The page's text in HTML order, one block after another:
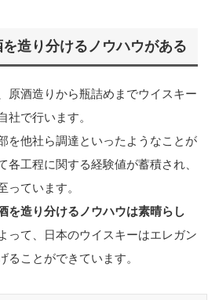
造り分けるノウハウがある
原酒造りから瓶詰めまでウイスキー
社で行います。
を他社ら調達といったようなことが
各工程に関する経験値が蓄積され、
っています。
を造り分けるノウハウは素晴らし
って、日本のウイスキーはエレガン
ることができています。